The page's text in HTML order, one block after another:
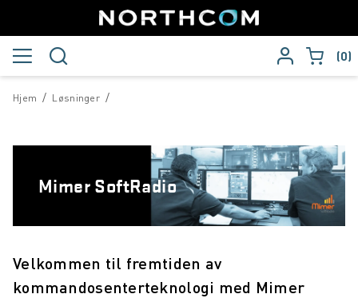
0
/
Hjem /
Løsninger
Mimer SoftRadio
Velkommen til fremtiden av
kommandosenterteknologi med Mimer